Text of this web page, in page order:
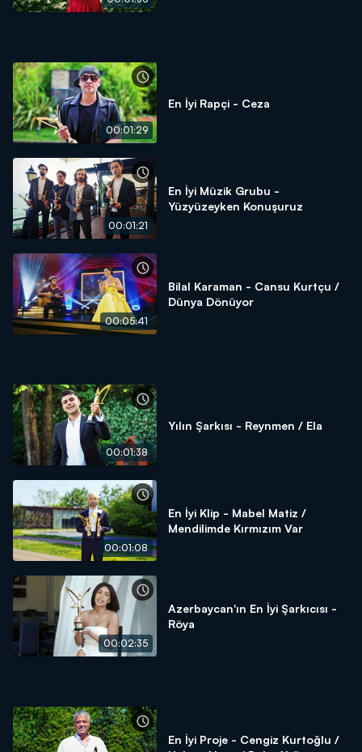
00:01:29
En İyi Rapçi - Ceza
00:01:21
En İyi Müzik Grubu -
Yüzyüzeyken Konuşuruz
00:05:41
Bilal Karaman - Cansu Kurtçu /
Dünya Dönüyor
00:01:38
Yılın Şarkısı - Reynmen / Ela
00:01:08
En İyi Klip - Mabel Matiz /
Mendilimde Kırmızım Var
00:02:35
Azerbaycan'ın En İyi Şarkıcısı -
Röya
En İyi Proje - Cengiz Kurtoğlu /